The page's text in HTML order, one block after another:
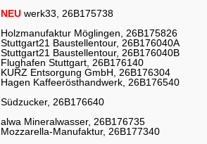
NEU werk33, 26B175738
Holzmanufaktur Möglingen, 26B175826
Stuttgart21 Baustellentour, 26B176040A
Stuttgart21 Baustellentour, 26B176040B
Flughafen Stuttgart, 26B176140
KURZ Entsorgung GmbH, 26B176304
Hagen Kaffeerösthandwerk, 26B176540
Südzucker, 26B176640
alwa Mineralwasser, 26B176735
Mozzarella-Manufaktur, 26B177340